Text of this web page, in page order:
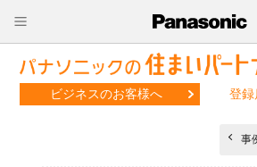
ビジネスのお客様へ 登録
事